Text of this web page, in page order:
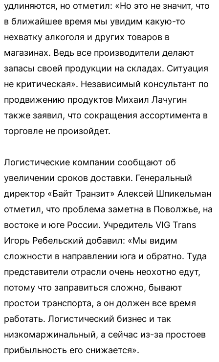
удлиняются, но отметил: «Но это не значит, что
в ближайшее время мы увидим какую-то
нехватку алкоголя и других товаров в
магазинах. Ведь все производители делают
запасы своей продукции на складах. Ситуация
не критическая». Независимый консультант по
продвижению продуктов Михаил Лачугин
также заявил, что сокращения ассортимента в
торговле не произойдет.
Логистические компании сообщают об
увеличении сроков доставки. Генеральный
директор «Байт Транзит» Алексей Шпикельман
отметил, что проблема заметна в Поволжье, на
востоке и юге России. Учредитель VIG Trans
Игорь Ребельский добавил: «Мы видим
сложности в направлении юга и обратно. Туда
представители отрасли очень неохотно едут,
потому что заправиться сложно, бывают
простои транспорта, а он должен все время
работать. Логистический бизнес и так
низкомаржинальный, а сейчас из-за простоев
прибыльность его снижается».